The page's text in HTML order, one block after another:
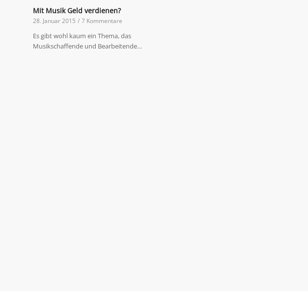
Mit Musik Geld verdienen?
28. Januar 2015 / 7 Kommentare
Es gibt wohl kaum ein Thema, das
Musikschaffende und Bearbeitende…